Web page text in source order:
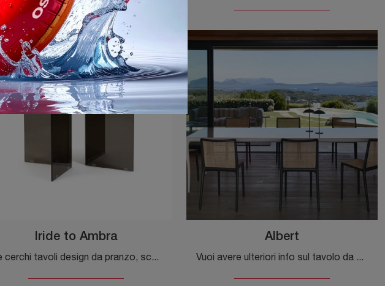
Iride to Ambra
Se cerchi tavoli design da pranzo, scopri i modelli fissi di Bizzotto: clicca e scopri il modello Iride to Ambra in vetro.
Albert
Vuoi avere ulteriori info sul tavolo da pranzo Albert di Kartell? Clicca e scopri di più sui modelli fissi della marca.